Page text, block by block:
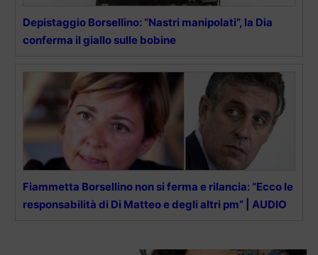
Depistaggio Borsellino: “Nastri manipolati”, la Dia
conferma il giallo sulle bobine
Fiammetta Borsellino non si ferma e rilancia: “Ecco le
responsabilità di Di Matteo e degli altri pm” | AUDIO